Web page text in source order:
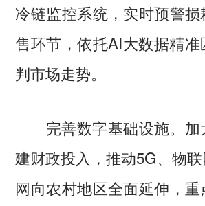
冷链监控系统，实时预警
售环节，依托AI大数据精
判市场走势。
完善数字基础设施。加
建财政投入，推动5G、物
网向农村地区全面延伸，